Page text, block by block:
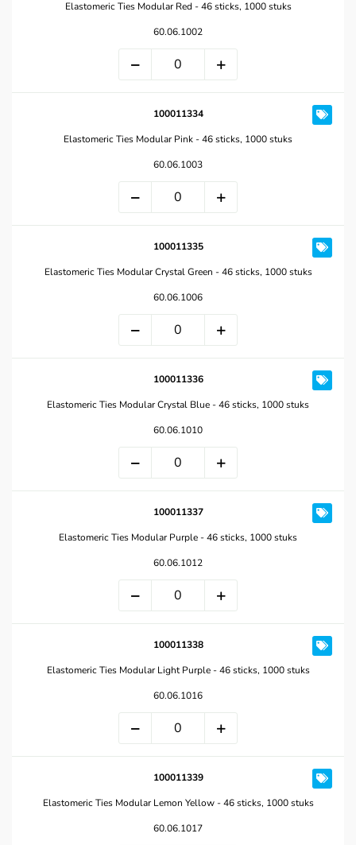
Elastomeric Ties Modular Red - 46 sticks, 1000 stuks
60.06.1002
100011334
Elastomeric Ties Modular Pink - 46 sticks, 1000 stuks
60.06.1003
100011335
Elastomeric Ties Modular Crystal Green - 46 sticks, 1000 stuks
60.06.1006
100011336
Elastomeric Ties Modular Crystal Blue - 46 sticks, 1000 stuks
60.06.1010
100011337
Elastomeric Ties Modular Purple - 46 sticks, 1000 stuks
60.06.1012
100011338
Elastomeric Ties Modular Light Purple - 46 sticks, 1000 stuks
60.06.1016
100011339
Elastomeric Ties Modular Lemon Yellow - 46 sticks, 1000 stuks
60.06.1017